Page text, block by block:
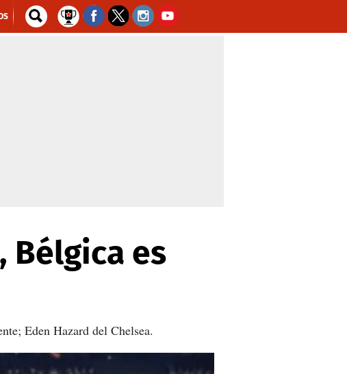
Bélgica es
Eden Hazard del Chelsea.